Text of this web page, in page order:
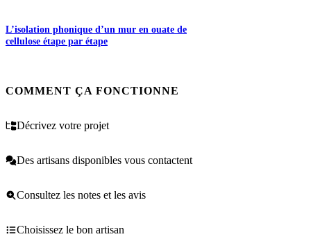
L’isolation phonique d’un mur en ouate de
cellulose étape par étape
COMMENT ÇA FONCTIONNE
Décrivez votre projet
Des artisans disponibles vous contactent
Consultez les notes et les avis
Choisissez le bon artisan